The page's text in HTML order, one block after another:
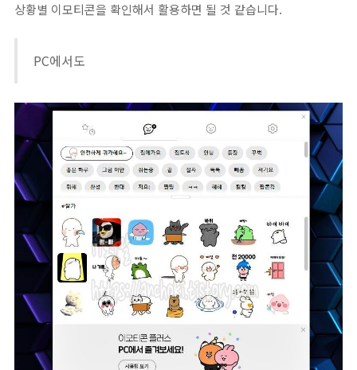
상황별 이모티콘을 확인해서 활용하면 될 것 같습니다.
PC에서도